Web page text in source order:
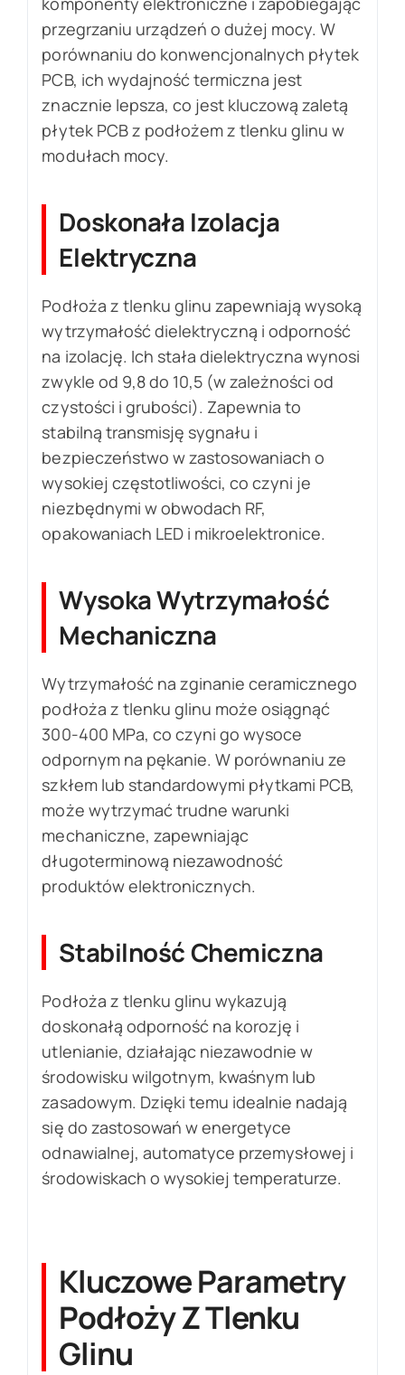
przegrzaniu urządzeń o dużej mocy. W
porównaniu do konwencjonalnych płytek
PCB, ich wydajność termiczna jest
znacznie lepsza, co jest kluczową zaletą
płytek PCB z podłożem z tlenku glinu w
modułach mocy.
Doskonała Izolacja
Elektryczna
Podłoża z tlenku glinu zapewniają wysoką
wytrzymałość dielektryczną i odporność
na izolację. Ich stała dielektryczna wynosi
zwykle od 9,8 do 10,5 (w zależności od
czystości i grubości). Zapewnia to
stabilną transmisję sygnału i
bezpieczeństwo w zastosowaniach o
wysokiej częstotliwości, co czyni je
niezbędnymi w obwodach RF,
opakowaniach LED i mikroelektronice.
Wysoka Wytrzymałość
Mechaniczna
Wytrzymałość na zginanie ceramicznego
podłoża z tlenku glinu może osiągnąć
300-400 MPa, co czyni go wysoce
odpornym na pękanie. W porównaniu ze
szkłem lub standardowymi płytkami PCB,
może wytrzymać trudne warunki
mechaniczne, zapewniając
długoterminową niezawodność
produktów elektronicznych.
Stabilność Chemiczna
Podłoża z tlenku glinu wykazują
doskonałą odporność na korozję i
utlenianie, działając niezawodnie w
środowisku wilgotnym, kwaśnym lub
zasadowym. Dzięki temu idealnie nadają
się do zastosowań w energetyce
odnawialnej, automatyce przemysłowej i
środowiskach o wysokiej temperaturze.
Kluczowe Parametry
Podłoży Z Tlenku
Glinu